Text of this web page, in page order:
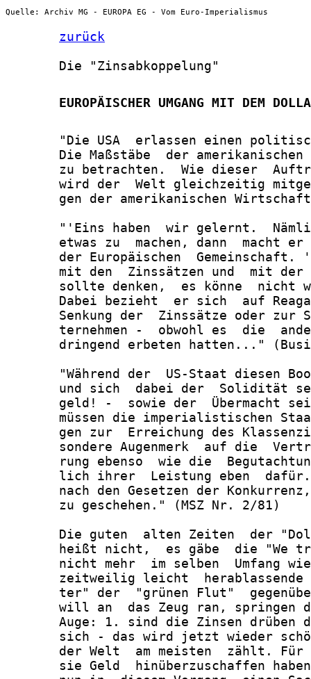
Quelle: Archiv MG - EUROPA EG - Vom Euro-Imperialismus
zurück
       Die "Zinsabkoppelung"
EUROPÄISCHER UMGANG MIT DEM